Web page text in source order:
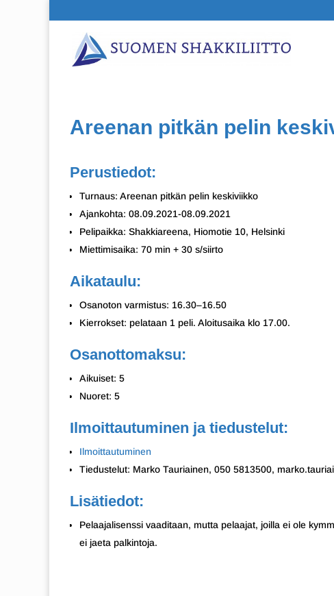
Areenan pitkän pelin
Perustiedot:
Turnaus: Areenan pitkän pelin keskiviikko
Ajankohta: 08.09.2021-08.09.2021
Pelipaikka: Shakkiareena, Hiomotie 10, Helsinki
Miettimisaika: 70 min + 30 s/siirto
Aikataulu:
Osanoton varmistus: 16.30–16.50
Kierrokset: pelataan 1 peli. Aloitusaika klo 17.00.
Osanottomaksu:
Aikuiset: 5
Nuoret: 5
Ilmoittautuminen ja tiedustelut:
Ilmoittautuminen
Tiedustelut: Marko Tauriainen, 050 5813500,
Lisätiedot:
Pelaajalisenssi vaaditaan, mutta pelaajat, joilla ei ole
ei jaeta palkintoja.